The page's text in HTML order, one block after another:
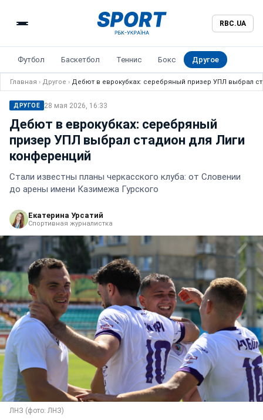
RBC.UA
Футбол Баскетбол Теннис Бокс Другое
Главная › Другое › Дебют в еврокубках: серебряный призер УПЛ выбрал
ДРУГОЕ 28 мая 2026, 16:33
Дебют в еврокубках: серебряный
призер УПЛ выбрал стадион для Лиги
конференций
Стали известны планы черкасского клуба: от Словении
до арены имени Казимежа Гурского
Екатерина Урсатий
Спортивная журналистка
ЛНЗ (фото: ЛНЗ)